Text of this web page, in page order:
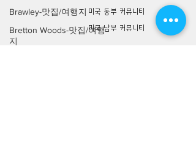
Brawley-맛집/여행지
Bretton Woods-맛집/여행
지
미국 동부 커뮤니티
미국 남부 커뮤니티